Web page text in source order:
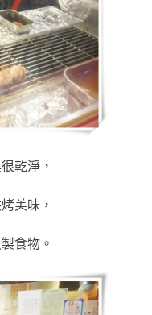
乾淨，
美味，
食物。